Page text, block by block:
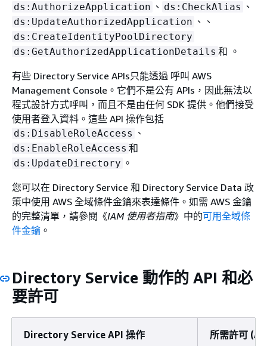
ds:AuthorizeApplication 、 ds:CheckAlias 、
ds:UpdateAuthorizedApplication 、、
ds:CreateIdentityPoolDirectory
ds:GetAuthorizedApplicationDetails 和 。
有些 Directory Service APIs只能透過 呼叫 AWS
Management Console。它們不是公有 APIs，因此無法以
程式設計方式呼叫，而且不是由任何 SDK 提供。他們接受
使用者登入資料。這些 API 操作包括
ds:DisableRoleAccess 、
ds:EnableRoleAccess 和
ds:UpdateDirectory 。
您可以在 Directory Service 和 Directory Service Data 政
策中使用 AWS 全域條件金鑰來表達條件。如需 AWS 金鑰
的完整清單，請參閱《IAM 使用者指南》中的可用全域條
件金鑰 。
Directory Service 動作的 API 和必
要許可
Directory Service API 操作 所需許可